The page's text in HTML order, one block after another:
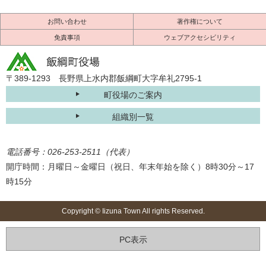
お問い合わせ 著作権について
免責事項 ウェブアクセシビリティ
〒389-1293 長野県上水内郡飯綱町大字牟礼2795-1
町役場のご案内
組織別一覧
電話番号：026-253-2511（代表）
開庁時間：月曜日～金曜日（祝日、年末年始を除く）8時30分～17
時15分
Copyright © Iizuna Town All rights Reserved.
PC表示